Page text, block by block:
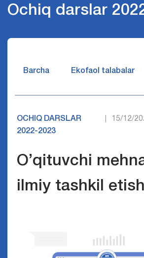
Ochiq darslar
Barcha Ekofaol talabalar
OCHIQ DARSLAR
2022-2023
15/12/
O’qituvchi
ilmiy tashkil etish